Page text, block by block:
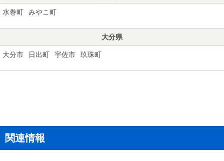
水巻町 みやこ町
大分県
大分市 日出町 宇佐市 玖珠町
関連情報